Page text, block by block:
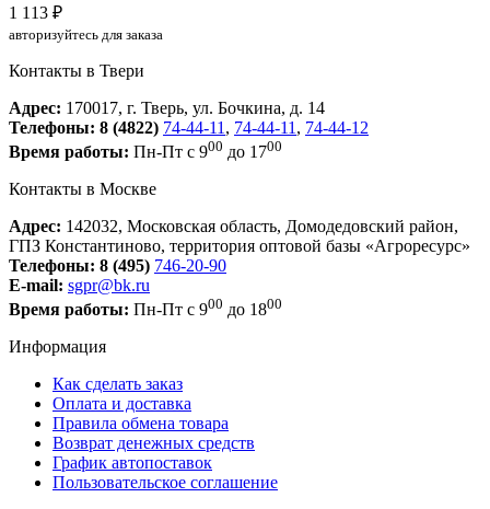
1 113 ₽
авторизуйтесь для заказа
Контакты в Твери
Адрес: 170017, г. Тверь, ул. Бочкина, д. 14
Телефоны: 8 (4822) 74-44-11 , 74-44-11 , 74-44-12
Время работы: Пн-Пт с 900 до 1700
Контакты в Москве
Адрес: 142032, Московская область, Домодедовский район,
ГПЗ Константиново, территория оптовой базы «Агроресурс»
Телефоны: 8 (495) 746-20-90
E-mail: sgpr@bk.ru
Время работы: Пн-Пт с 900 до 1800
Информация
Как сделать заказ
Оплата и доставка
Правила обмена товара
Возврат денежных средств
График автопоставок
Пользовательское соглашение